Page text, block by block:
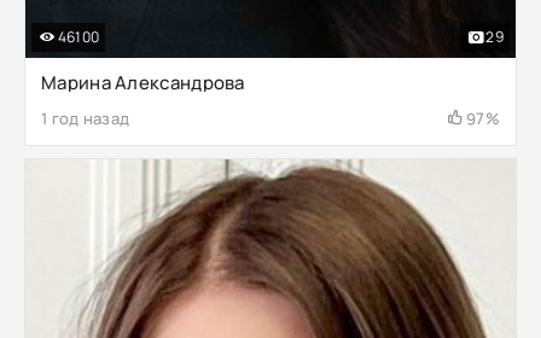
Марина Александрова
1 год назад 97%
46100 29